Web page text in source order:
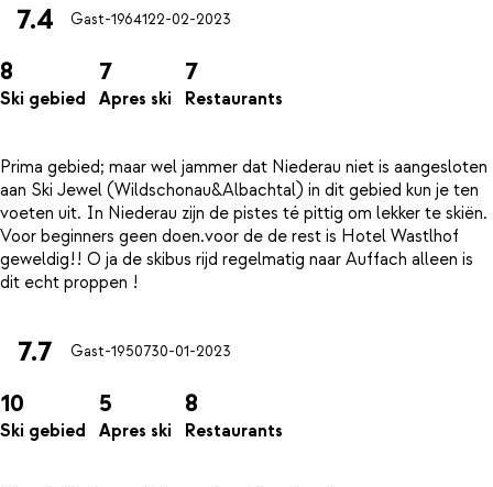
7.4 Gast-1964122-02-2023
8
Ski gebied
7
Apres ski
7
Restaurants
Prima gebied; maar wel jammer dat Niederau niet is aangesloten
aan Ski Jewel (Wildschonau&Albachtal) in dit gebied kun je ten
voeten uit. In Niederau zijn de pistes té pittig om lekker te skiën.
Voor beginners geen doen.voor de de rest is Hotel Wastlhof
geweldig!! O ja de skibus rijd regelmatig naar Auffach alleen is
7.7 Gast-1950730-01-2023
10
Ski gebied
5
Apres ski
8
Restaurants